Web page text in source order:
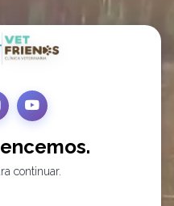
continuar.